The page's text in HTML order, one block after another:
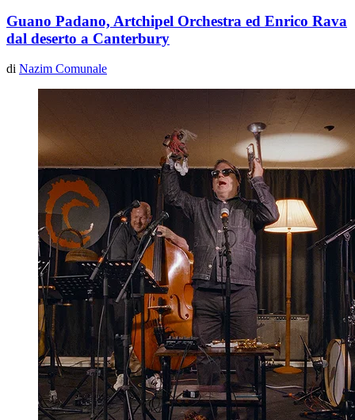
Guano Padano, Artchipel Orchestra ed Enrico Rava
dal deserto a Canterbury
di Nazim Comunale